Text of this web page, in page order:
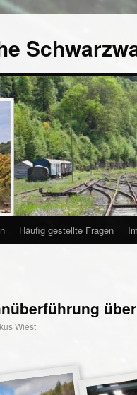
Häufig gestellte Fragen
Wiest